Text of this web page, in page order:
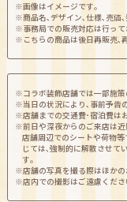
※画像はイメージです｡
※商品名､デザイン､仕様､売価
※事務局での販売対応は行っ
※こちらの商品は後日再販売､
※コラボ装飾店舗では一部施
※当日の状況により､事前予告
※店舗までの交通費･宿泊費は
※前日や深夜からのご来店は近
店舗周辺でのシートや荷物
じては､強制的に解散させて
す｡
※店舗の写真を撮る際はほか
※店内での撮影はご遠慮くださ